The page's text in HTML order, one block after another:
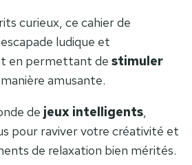
curieux, ce cahier de
ludique et
en permettant de stimuler
amusante.
de jeux intelligents,
pour raviver votre créativité et
de relaxation bien mérités.